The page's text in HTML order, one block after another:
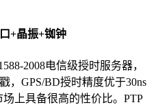
+晶振+铷钟
2008电信级授时服务器，
，GPS/BD授时精度优于30ns
上具备很高的性价比。PTP